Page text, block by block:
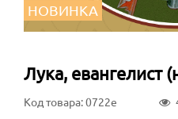
НОВИНКА
Лука, евангелист
Код товара: 0722e